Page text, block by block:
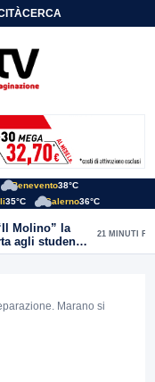
CERCA
Benevento38°C
35°C Salerno36°C
Molino” la
agli studenti
Sala” e
21 MINUTI FA
Marano si